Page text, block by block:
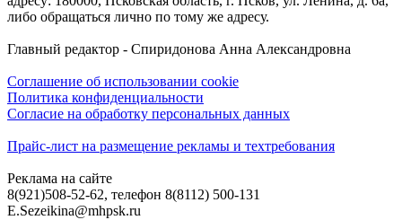
либо обращаться лично по тому же адресу.
Главный редактор - Спиридонова Анна Александровна
Соглашение об использовании cookie
Политика конфиденциальности
Согласие на обработку персональных данных
Прайс-лист на размещение рекламы и техтребования
Реклама на сайте
8(921)508-52-62, телефон 8(8112) 500-131
E.Sezeikina@mhpsk.ru